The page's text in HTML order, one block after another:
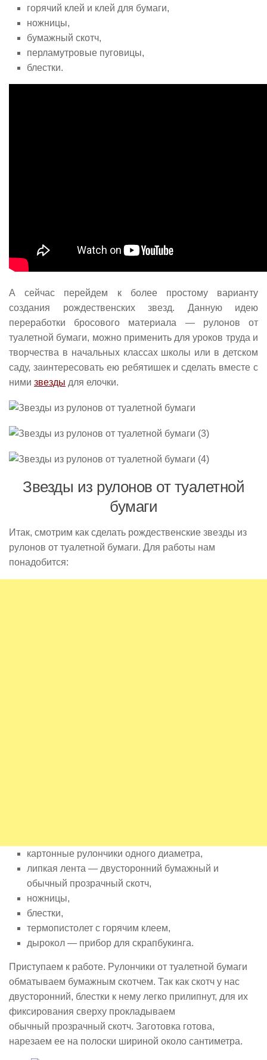
горячий клей и клей для бумаги,
ножницы,
бумажный скотч,
перламутровые пуговицы,
блестки.
А сейчас перейдем к более простому варианту
создания рождественских звезд. Данную идею
переработки бросового материала — рулонов от
туалетной бумаги, можно применить для уроков труда и
творчества в начальных классах школы или в детском
саду, заинтересовать ею ребятишек и сделать вместе с
ними звезды для елочки.
Звезды из рулонов от туалетной
бумаги
Итак, смотрим как сделать рождественские звезды из
рулонов от туалетной бумаги. Для работы нам
понадобится:
картонные рулончики одного диаметра,
липкая лента — двусторонний бумажный и
обычный прозрачный скотч,
ножницы,
блестки,
термопистолет с горячим клеем,
дырокол — прибор для скрапбукинга.
Приступаем к работе. Рулончики от туалетной бумаги
обматываем бумажным скотчем. Так как скотч у нас
двусторонний, блестки к нему легко прилипнут, для их
фиксирования сверху прокладываем
обычный прозрачный скотч. Заготовка готова,
нарезаем ее на полоски шириной около сантиметра.